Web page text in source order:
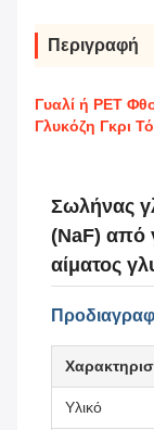
Περιγραφή
Γυαλί ή PET
Γλυκόζη Γκρι
Σωλήνας
(NaF) από
αίματος
Υλικό